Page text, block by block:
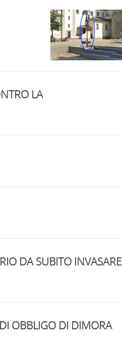
LA
DA SUBITO INVASARE
OBBLIGO DI DIMORA